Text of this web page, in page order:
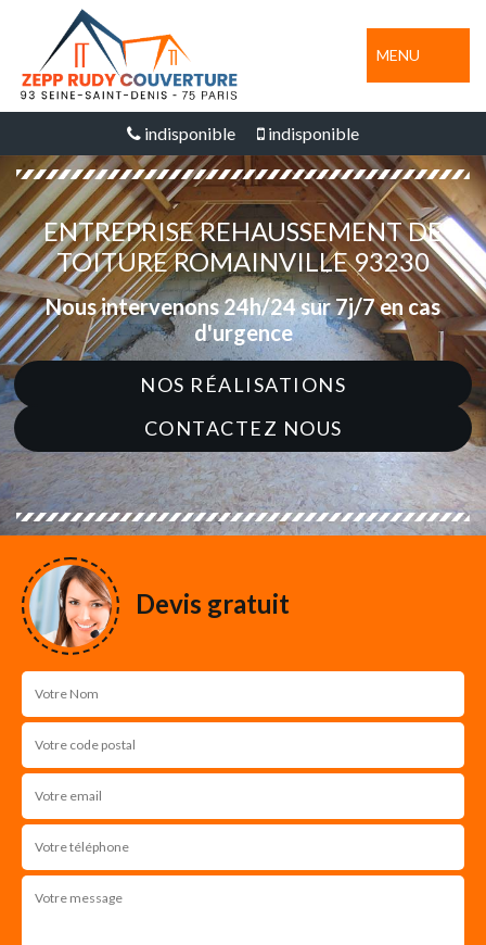
MENU
indisponible indisponible
ENTREPRISE REHAUSSEMENT DE
TOITURE ROMAINVILLE 93230
Nous intervenons 24h/24 sur 7j/7 en cas
d'urgence
NOS RÉALISATIONS
CONTACTEZ NOUS
Devis gratuit